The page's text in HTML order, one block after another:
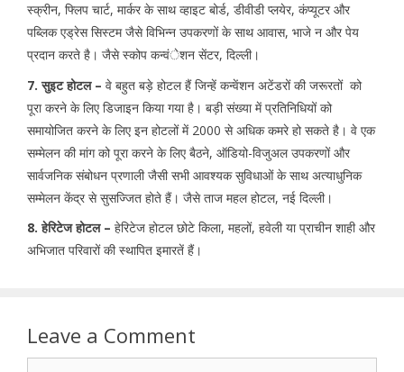
स्क्रीन, फ्लिप चार्ट, मार्कर के साथ व्हाइट बोर्ड, डीवीडी प्लयेर, कंप्यूटर और
पब्लिक एड्रेस सिस्टम जैसे विभिन्न उपकरणों के साथ आवास, भाजे न और पेय
प्रदान करते है। जैसे स्कोप कन्वंेशन सेंटर, दिल्ली।
7. सुइट होटल – वे बहुत बड़े होटल हैं जिन्हें कन्वेंशन अटेंडरों की जरूरतों को
पूरा करने के लिए डिजाइन किया गया है। बड़ी संख्या में प्रतिनिधियों को
समायोजित करने के लिए इन होटलों में 2000 से अधिक कमरे हो सकते है। वे एक
सम्मेलन की मांग को पूरा करने के लिए बैठने, ऑडियो-विजुअल उपकरणों और
सार्वजनिक संबोधन प्रणाली जैसी सभी आवश्यक सुविधाओं के साथ अत्याधुनिक
सम्मेलन केंद्र से सुसज्जित होते हैं। जैसे ताज महल होटल, नई दिल्ली।
8. हेरिटेज होटल – हेरिटेज होटल छोटे किला, महलों, हवेली या प्राचीन शाही और
अभिजात परिवारों की स्थापित इमारतें हैं।
Leave a Comment